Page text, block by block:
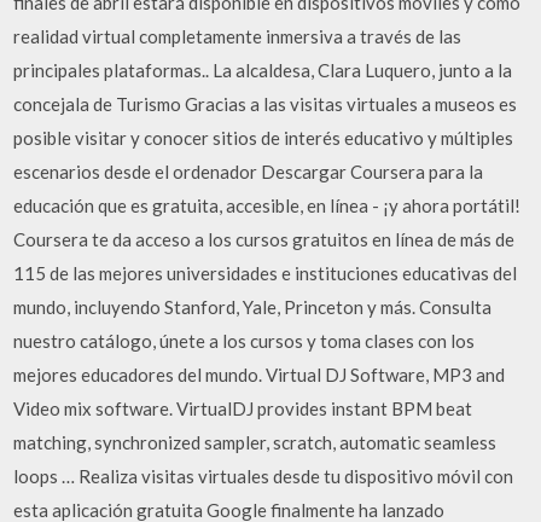
realidad virtual completamente inmersiva a través de las
principales plataformas.. La alcaldesa, Clara Luquero, junto a la
concejala de Turismo Gracias a las visitas virtuales a museos es
posible visitar y conocer sitios de interés educativo y múltiples
escenarios desde el ordenador Descargar Coursera para la
educación que es gratuita, accesible, en línea - ¡y ahora portátil!
Coursera te da acceso a los cursos gratuitos en línea de más de
115 de las mejores universidades e instituciones educativas del
mundo, incluyendo Stanford, Yale, Princeton y más. Consulta
nuestro catálogo, únete a los cursos y toma clases con los
mejores educadores del mundo. Virtual DJ Software, MP3 and
Video mix software. VirtualDJ provides instant BPM beat
matching, synchronized sampler, scratch, automatic seamless
loops … Realiza visitas virtuales desde tu dispositivo móvil con
esta aplicación gratuita Google finalmente ha lanzado